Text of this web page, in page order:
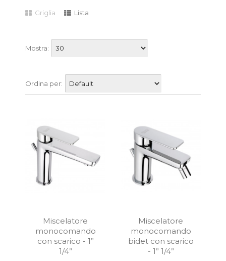
Griglia Lista
Mostra:
Ordina per:
Miscelatore
monocomando
con scarico - 1”
1/4”
Miscelatore
monocomando
bidet con scarico
- 1” 1/4”